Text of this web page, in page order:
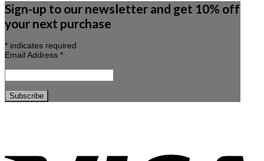
Sign-up to our newsletter and get 10% off
your next purchase
* indicates required
Email Address *